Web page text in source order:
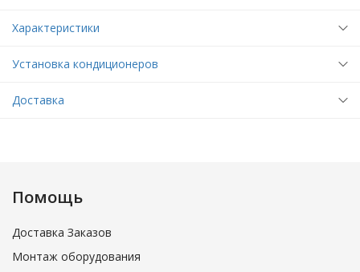
Характеристики
Установка кондиционеров
Доставка
Помощь
Доставка Заказов
Монтаж оборудования